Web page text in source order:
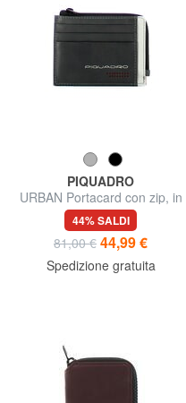
PIQUADRO
URBAN Portacard con zip, in
pelle
44% SALDI
81,00 € 44,99 €
Spedizione gratuita